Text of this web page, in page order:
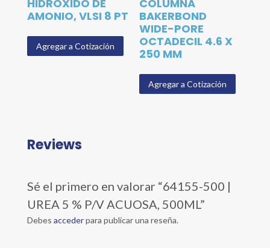
HIDRÓXIDO DE
AMONIO, VLSI 8 PT
Agregar a Cotización
COLUMNA
BAKERBOND
WIDE-PORE
OCTADECIL 4.6 X
250 MM
Agregar a Cotización
Reviews
Sé el primero en valorar “64155-500 |
UREA 5 % P/V ACUOSA, 500ML”
Debes accederpara publicar una reseña.